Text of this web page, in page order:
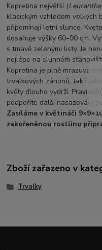
Kopretina největší (
klasickým vzhledem velkých
připomínají letní slunce.
dosahuje výšky 60–90 cm.
s tmavě zelenými listy. Je
nejlépe na slunném
Kopretina je plně
trvalkových záhonů, tak i
květy dlouho vydrží.
podpoříte další nasazování
Zasíláme v květináči
zakořeněnou rostlinu
Zboží zařazeno v
Trvalky